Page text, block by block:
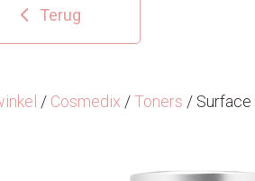
Terug
/ Cosmedix /Toners / Surface